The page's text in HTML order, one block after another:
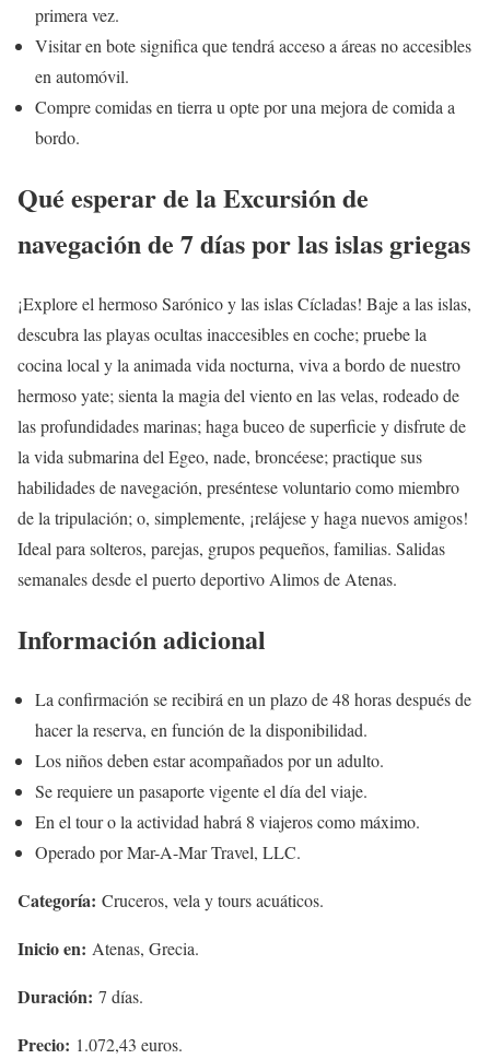
primera vez.
Visitar en bote significa que tendrá acceso a áreas no accesibles
en automóvil.
Compre comidas en tierra u opte por una mejora de comida a
bordo.
Qué esperar de la Excursión de
navegación de 7 días por las islas griegas
¡Explore el hermoso Sarónico y las islas Cícladas! Baje a las islas,
descubra las playas ocultas inaccesibles en coche; pruebe la
cocina local y la animada vida nocturna, viva a bordo de nuestro
hermoso yate; sienta la magia del viento en las velas, rodeado de
las profundidades marinas; haga buceo de superficie y disfrute de
la vida submarina del Egeo, nade, broncéese; practique sus
habilidades de navegación, preséntese voluntario como miembro
de la tripulación; o, simplemente, ¡relájese y haga nuevos amigos!
Ideal para solteros, parejas, grupos pequeños, familias. Salidas
semanales desde el puerto deportivo Alimos de Atenas.
Información adicional
La confirmación se recibirá en un plazo de 48 horas después de
hacer la reserva, en función de la disponibilidad.
Los niños deben estar acompañados por un adulto.
Se requiere un pasaporte vigente el día del viaje.
En el tour o la actividad habrá 8 viajeros como máximo.
Operado por Mar-A-Mar Travel, LLC.
Categoría: Cruceros, vela y tours acuáticos.
Inicio en: Atenas, Grecia.
Duración: 7 días.
Precio: 1.072,43 euros.